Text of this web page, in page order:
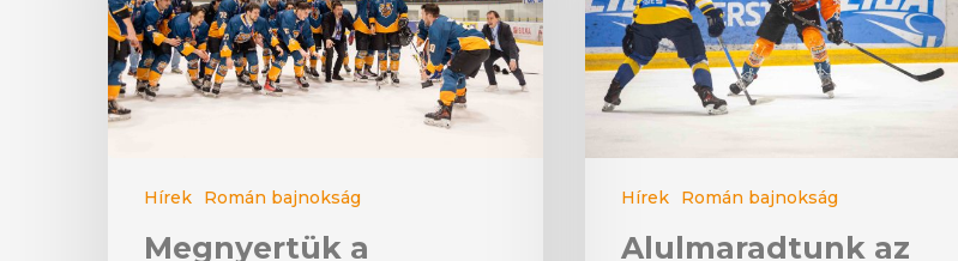
Hírek Román bajnokság
Megnyertük a
Hírek Román bajnokság
Alulmaradtunk az